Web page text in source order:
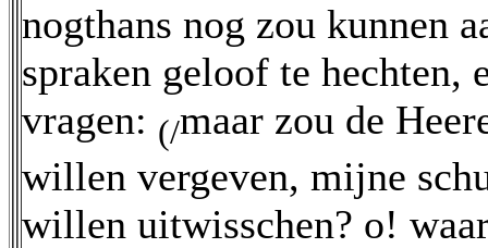
nogthans nog zou kunnen
spraken geloof te
vragen: (/maar zou de
willen vergeven, mijne
willen uitwisschen? o!